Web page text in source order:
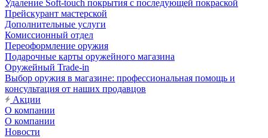
Удаление Soft-touch покрытия с последующей покраской
Прейскурант мастерской
Дополнительные услуги
Комиссионный отдел
Переоформление оружия
Подарочные карты оружейного магазина
Оружейный Trade-in
Выбор оружия в магазине: профессиональная помощь и
консультация от наших продавцов
Акции
О компании
О компании
Новости